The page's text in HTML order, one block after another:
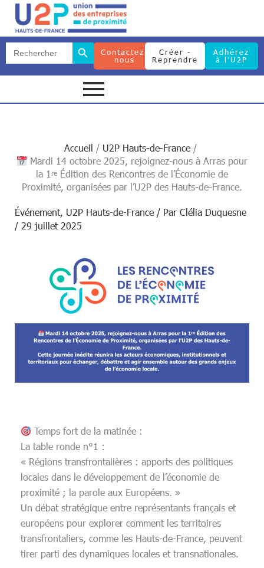
Search
for:
Search Button
Contactez-
nous
Créer -
Reprendre
Adhérez
à l'U2P
Search Search Button
Accueil
U2P Hauts-de-France
Mardi 14 octobre 2025, rejoignez-nous à Arras pour
la 1ʳᵉ Édition des Rencontres de l’Économie de
Proximité, organisées par l’U2P des Hauts-de-France.
Événement, U2P Hauts-de-France / Par Clélia Duquesne
/ 29 juillet 2025
Temps fort de la matinée :
La table ronde n°1 :
« Régions transfrontalières : apports des politiques
locales dans le développement de l’économie de
proximité ; la parole aux Européens. »
Un débat stratégique entre représentants français et
européens pour explorer comment les territoires
transfrontaliers, comme les Hauts-de-France, peuvent
tirer parti des dynamiques locales et transnationales.